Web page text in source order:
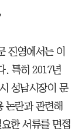
진영에서는 이
. 특히 2017년
성남시장이 문
논란과 관련해
한 서류를 면접